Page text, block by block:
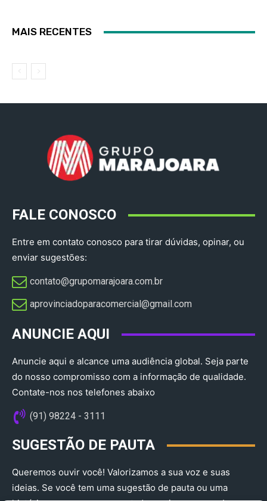
MAIS RECENTES
FALE CONOSCO
Entre em contato conosco para tirar dúvidas, opinar, ou
enviar sugestões:
contato@grupomarajoara.com.br
aprovinciadoparacomercial@gmail.com​
ANUNCIE AQUI
Anuncie aqui e alcance uma audiência global. Seja parte
do nosso compromisso com a informação de qualidade.
Contate-nos nos telefones abaixo
(91) 98224 - 3111
SUGESTÃO DE PAUTA
Queremos ouvir você! Valorizamos a sua voz e suas
ideias. Se você tem uma sugestão de pauta ou uma